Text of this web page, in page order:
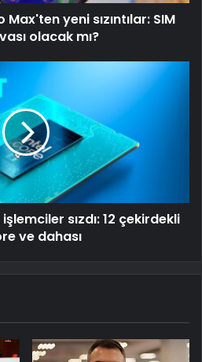
Max'ten yeni sızıntılar: SIM
olacak mı?
sızdı: 12 çekirdekli
ve dahası